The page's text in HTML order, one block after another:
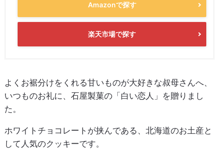
Amazonで探す
楽天市場で探す
よくお裾分けをくれる甘いものが大好きな叔母さんへ、
いつものお礼に、石屋製菓の「白い恋人」を贈りまし
た。
ホワイトチョコレートが挟んである、北海道のお土産と
して人気のクッキーです。